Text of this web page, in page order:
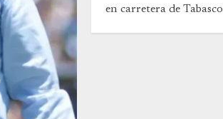
en carretera de Tabasco